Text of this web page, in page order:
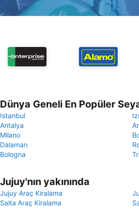
Dünya Geneli En Popüler
Istanbul
Antalya
Milano
Dalaman
Bologna
Jujuy'nın yakınında
Jujuy Araç Kiralama
Salta Araç Kiralama